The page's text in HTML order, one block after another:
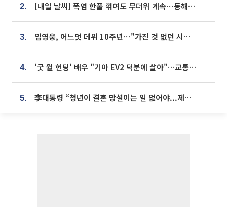
2. [내일 날씨] 폭염 한풀 꺾여도 무더위 계속⋯동해안 이틀 연속 비
3. 임영웅, 어느덧 데뷔 10주년⋯"가진 것 없던 시절, 내 앞엔 20명의 팬뿐"
4. '굿 윌 헌팅' 배우 "기아 EV2 덕분에 살아"…교통사고 후 안전성 극찬
5. 李대통령 “청년이 결혼 망설이는 일 없어야...제도상 불이익 조사”